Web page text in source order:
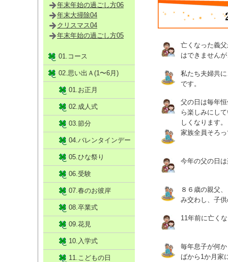
亡くなった義
はできません
私たち夫婦共
です。
父の日は毎年
ら楽しみにし
しくなります。
家族全員そろ
今年の父の日
８６歳の親父
み交わし、子
11年前に亡く
毎年息子が何
ばから1か月家
年末年始の過ごし方06
年末大掃除04
クリスマス04
年末年始の過ごし方05
01.コース
02.思い出Ａ(1〜6月)
01.お正月
02.成人式
03.節分
04.バレンタインデー
05.ひな祭り
06.受験
07.春のお彼岸
08.卒業式
09.花見
10.入学式
11.こどもの日